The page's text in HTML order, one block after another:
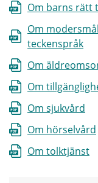
Om barns rätt
Om
teckenspråk
Om
Om
Om sjukvård
Om hörselvård
Om tolktjänst